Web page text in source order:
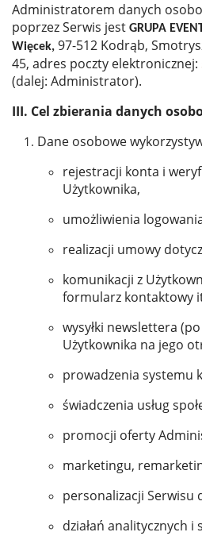
Administratorem danych
poprzez Serwis jest GRUPA
Więcek, 97-512 Kodrąb,
45, adres poczty elektronicznej:
(dalej: Administrator).
III. Cel zbierania danych
Dane osobowe
rejestracji konta i
Użytkownika,
umożliwienia
realizacji umowy
komunikacji z
formularz kontaktowy
wysyłki newslettera
Użytkownika na jego
prowadzenia systemu
świadczenia usług
promocji oferty
marketingu,
personalizacji Serwisu
działań analitycznych i